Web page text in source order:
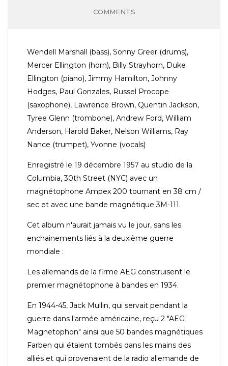
COMMENTS
Wendell Marshall (bass), Sonny Greer (drums),
Mercer Ellington (horn), Billy Strayhorn, Duke
Ellington (piano), Jimmy Hamilton, Johnny
Hodges, Paul Gonzales, Russel Procope
(saxophone), Lawrence Brown, Quentin Jackson,
Tyree Glenn (trombone), Andrew Ford, William
Anderson, Harold Baker, Nelson Williams, Ray
Nance (trumpet), Yvonne (vocals)
Enregistré le 19 décembre 1957 au studio de la
Columbia, 30th Street (NYC) avec un
magnétophone Ampex 200 tournant en 38 cm /
sec et avec une bande magnétique 3M-111.
Cet album n'aurait jamais vu le jour, sans les
enchainements liés à la deuxième guerre
mondiale :
Les allemands de la firme AEG construisent le
premier magnétophone à bandes en 1934.
En 1944-45, Jack Mullin, qui servait pendant la
guerre dans l'armée américaine, reçu 2 "AEG
Magnetophon" ainsi que 50 bandes magnétiques
Farben qui étaient tombés dans les mains des
alliés et qui provenaient de la radio allemande de